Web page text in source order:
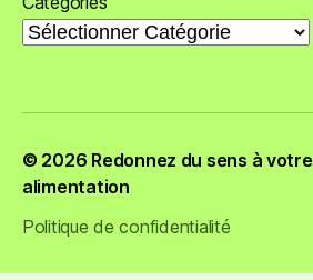
© 2026 Redonnez du sens à votre
alimentation
Politique de confidentialité